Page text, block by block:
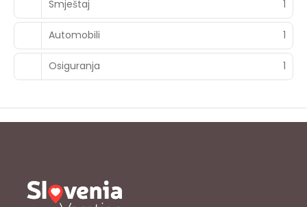
Smještaj 1
Automobili 1
Osiguranja 1